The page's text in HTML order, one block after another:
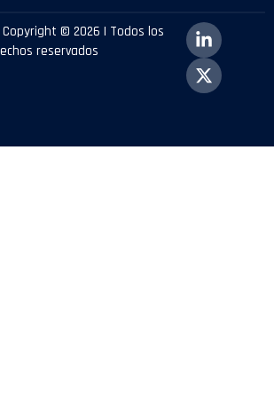
© 2026 | Todos los
reservados